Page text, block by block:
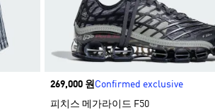
Price
269,000 원 Confirmed exclusive
피치스 메가라이드 F50